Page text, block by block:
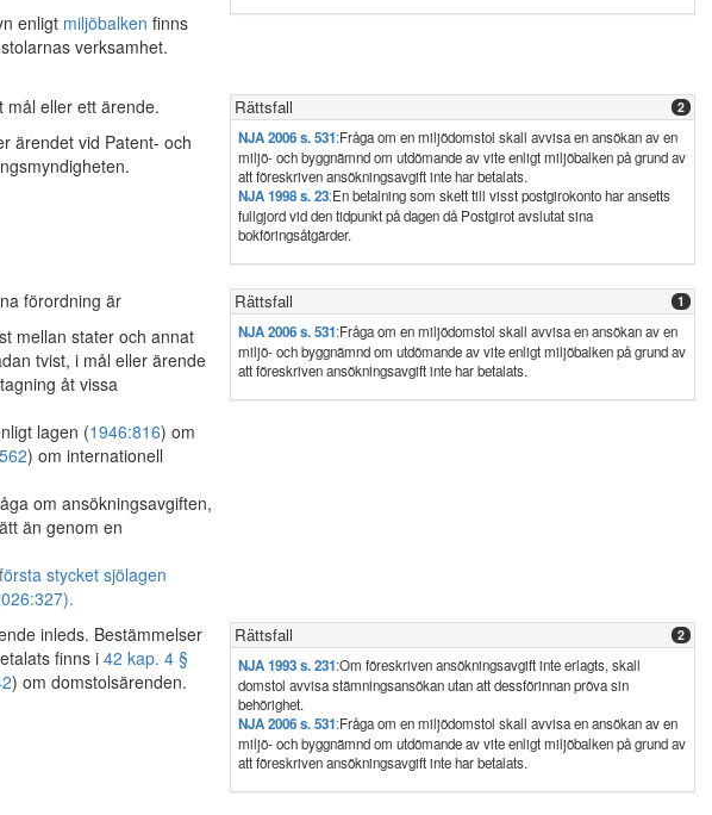
enligt miljöbalken finns
verksamhet.
mål eller ett ärende.
ärendet vid Patent- och
Rättsfall 2
NJA 2006 s. 531:Fråga om en miljödomstol skall avvisa en ansökan av en
miljö- och byggnämnd om utdömande av vite enligt miljöbalken på grund av
att föreskriven ansökningsavgift inte har betalats.
NJA 1998 s. 23:En betalning som skett till visst postgirokonto har ansetts
fullgjord vid den tidpunkt på dagen då Postgirot avslutat sina
bokföringsåtgärder.
förordning är
mellan stater och annat
tvist, i mål eller ärende
åt vissa
lagen (1946:816) om
) om internationell
om ansökningsavgiften,
än genom en
stycket sjölagen
Rättsfall 1
NJA 2006 s. 531:Fråga om en miljödomstol skall avvisa en ansökan av en
miljö- och byggnämnd om utdömande av vite enligt miljöbalken på grund av
att föreskriven ansökningsavgift inte har betalats.
inleds. Bestämmelser
finns i 42 kap. 4 §
) om domstolsärenden.
Rättsfall 2
NJA 1993 s. 231:Om föreskriven ansökningsavgift inte erlagts, skall
domstol avvisa stämningsansökan utan att dessförinnan pröva sin
behörighet.
NJA 2006 s. 531:Fråga om en miljödomstol skall avvisa en ansökan av en
miljö- och byggnämnd om utdömande av vite enligt miljöbalken på grund av
att föreskriven ansökningsavgift inte har betalats.